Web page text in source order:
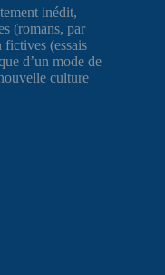
inédit,
(romans, par
fictives (essais
d’un mode de
culture